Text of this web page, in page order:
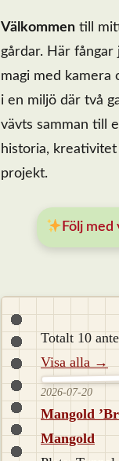
Välkommen till
gårdar. Här fångar
magi med kamera
i en miljö där två
vävts samman till
historia, kreativitet
projekt.
Följ med
Totalt 10
Visa alla →
2026-07-20
Mangold
Mangold